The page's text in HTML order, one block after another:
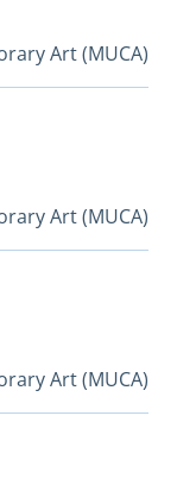
Art (MUCA)
Art (MUCA)
Art (MUCA)